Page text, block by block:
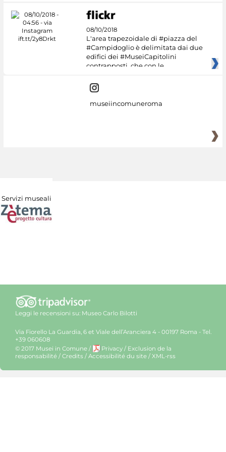
08/10/2018
L'area trapezoidale di #piazza del
#Campidoglio è delimitata dai due
edifici dei #MuseiCapitolini
contrapposti, che con le
museiincomuneroma
Servizi museali
Leggi le recensioni su: Museo Carlo Bilotti
Via Fiorello La Guardia, 6 et Viale dell’Aranciera 4 - 00197 Roma - Tel.
+39 060608
© 2017 Musei in Comune / Privacy / Exclusion de la
responsabilité / Credits / Accessibilité du site / XML-rss